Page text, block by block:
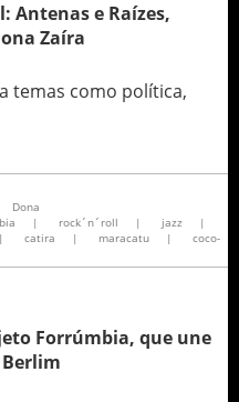
Antenas e Raízes,
Zaíra
temas como política,
Dona
| rock´n´roll | jazz
|
| catira | maracatu |
coco-
Forrúmbia, que une